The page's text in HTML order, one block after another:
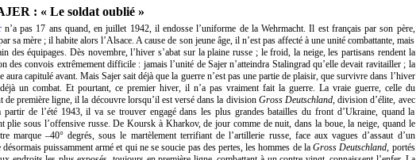
: « Le soldat oublié »
n’a pas 17 ans quand, en juillet 1942, il endosse l’uniforme de la Wehrmacht. Il est français par son père,
sa mère ; il habite alors l’Alsace. A cause de son jeune âge, il n’est pas affecté à une unité combattante, mais
des équipages. Dès novembre, l’hiver s’abat sur la plaine russe ; le froid, la neige, les partisans rendent la
des convois extrêmement difficile : jamais l’unité de Sajer n’atteindra Stalingrad qu’elle devait ravitailler ; la
aura capitulé avant. Mais Sajer sait déjà que la guerre n’est pas une partie de plaisir, que survivre dans l’hiver
un combat. Et pourtant, ce premier hiver, il n’a pas vraiment fait la guerre. La vraie guerre, celle du
de première ligne, il la découvre lorsqu’il est versé dans la division Gross Deutschland, division d’élite, avec
partir de l’été 1943, il va se trouver engagé dans les plus grandes batailles du front d’Ukraine, quand la
plie sous l’offensive russe. De Koursk à Kharkov, de jour comme de nuit, dans la boue, la neige, quand le
marque –40° degrés, sous le martèlement terrifiant de l’artillerie russe, face aux vagues d’assaut d’un
désormais puissamment armé et qui ne se soucie pas des pertes, les hommes de laGross Deutschland, portés